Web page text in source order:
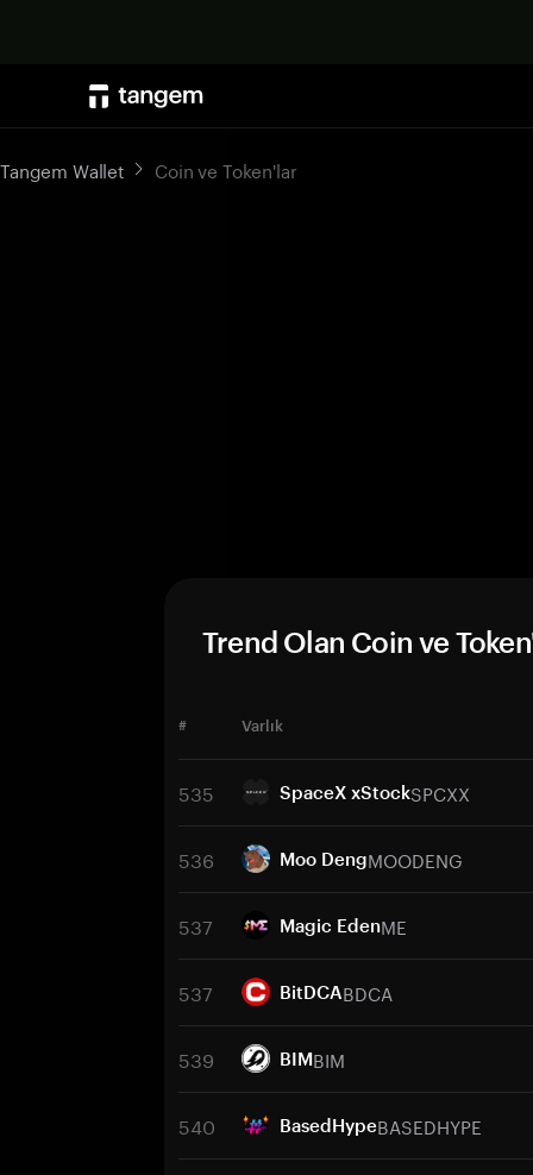
Tangem Wallet Coin ve Token'lar
Trend Olan Coin ve
# Varlık
535 SpaceX xStockSPCXX
536 Moo DengMOODENG
537 Magic EdenME
537 BitDCABDCA
539 BIMBIM
540 BasedHypeBASEDHYPE